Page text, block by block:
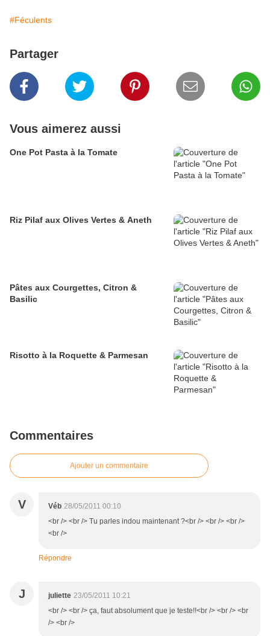
#Féculents
Partager
Vous aimerez aussi
One Pot Pasta à la Tomate
Riz Pilaf aux Olives Vertes & Aneth
Pâtes aux Courgettes, Citron &
Basilic
Risotto à la Roquette & Parmesan
Commentaires
Ajouter un commentaire
V Véb 28/05/2011 00:10
<br /> <br /> Tu parles indou maintenant ?<br /> <br /> <br />
<br />
Répondre
J juliette 23/05/2011 10:21
<br /> <br /> ça, faut absolument que je teste!!<br /> <br /> <br
/> <br />